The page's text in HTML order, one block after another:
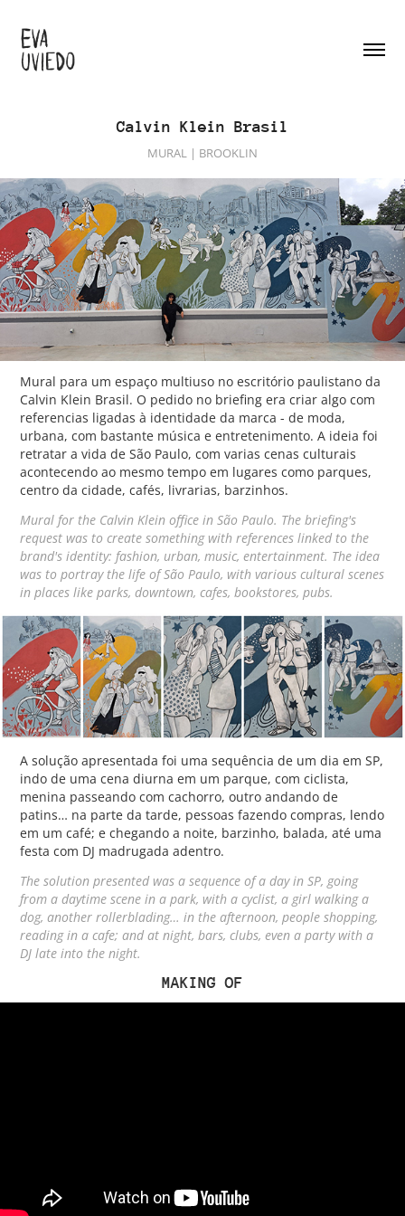
Calvin Klein Brasil
MURAL | BROOKLIN
Mural para um espaço multiuso no escritório paulistano da
Calvin Klein Brasil. O pedido no briefing era criar algo com
referencias ligadas à identidade da marca - de moda,
urbana, com bastante música e entretenimento. A ideia foi
retratar a vida de São Paulo, com varias cenas culturais
acontecendo ao mesmo tempo em lugares como parques,
centro da cidade, cafés, livrarias, barzinhos.
Mural for the Calvin Klein office in São Paulo. The briefing's
request was to create something with references linked to the
brand's identity: fashion, urban, music, entertainment. The idea
was to portray the life of São Paulo, with various cultural scenes
in places like parks, downtown, cafes, bookstores, pubs.
A solução apresentada foi uma sequência de um dia em SP,
indo de uma cena diurna em um parque, com ciclista,
menina passeando com cachorro, outro andando de
patins… na parte da tarde, pessoas fazendo compras, lendo
em um café; e chegando a noite, barzinho, balada, até uma
festa com DJ madrugada adentro.
The solution presented was a sequence of a day in SP, going
from a daytime scene in a park, with a cyclist, a girl walking a
dog, another rollerblading… in the afternoon, people shopping,
reading in a cafe; and at night, bars, clubs, even a party with a
DJ late into the night.
MAKING OF